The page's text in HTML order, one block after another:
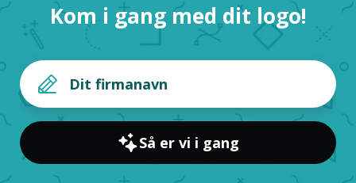
Kom i gang med dit logo!
Så er vi i gang